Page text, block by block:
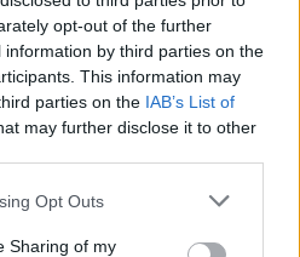
opt-out of the further
by third parties on the
This information may
parties on the IAB’s List of
may further disclose it to other
Opt Outs
Sharing of my
Aukció időpontja: 2014-12-09
12:00
MEGTEKINTEM